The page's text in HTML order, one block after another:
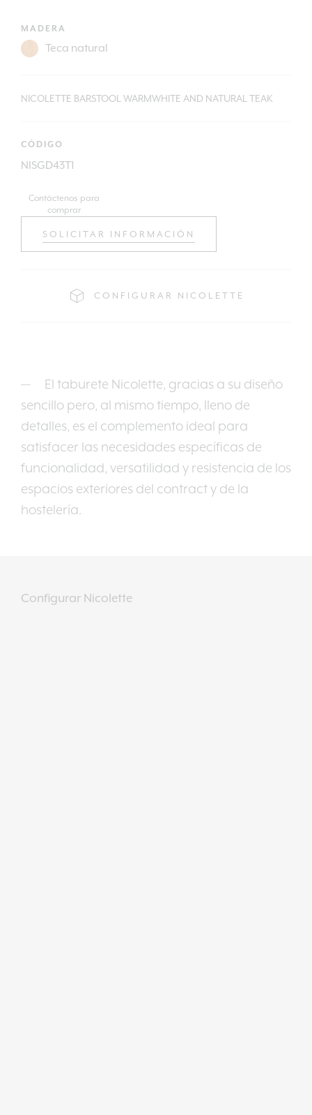
MADERA
NICOLETTE BARSTOOL WARMWHITE AND NATURAL TEAK
CÓDIGO
NISGD43T1
Contáctenos para
comprar
SOLICITAR INFORMACIÓN
CONFIGURAR NICOLETTE
El taburete Nicolette, gracias a su diseño
sencillo pero, al mismo tiempo, lleno de
detalles, es el complemento ideal para
satisfacer las necesidades específicas de
funcionalidad, versatilidad y resistencia de los
espacios exteriores del contract y de la
hostelería.
Configurar Nicolette